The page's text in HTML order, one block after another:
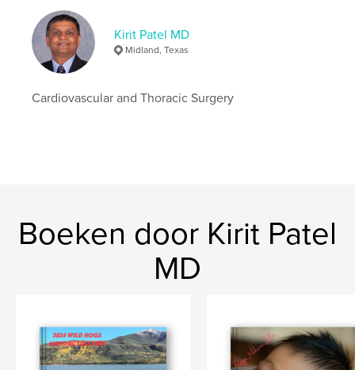
Kirit Patel MD
Midland, Texas
Cardiovascular and Thoracic Surgery
Boeken door Kirit Patel
MD